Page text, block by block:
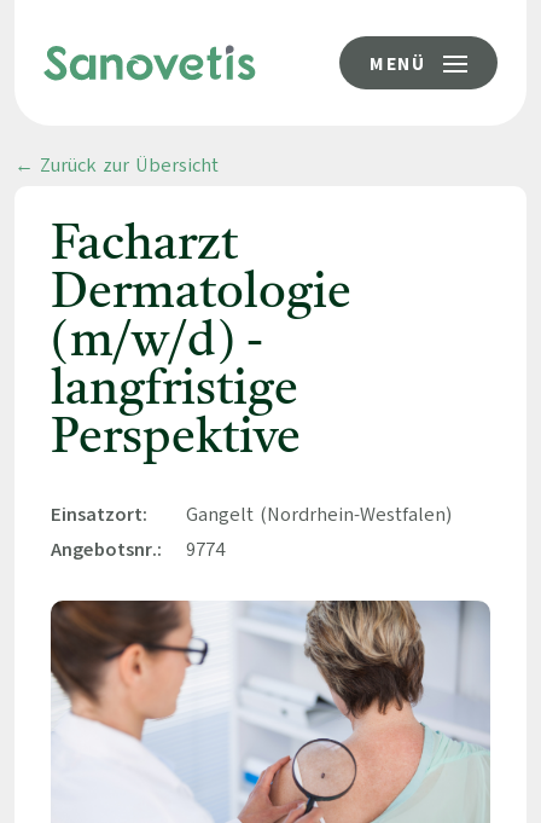
MENÜ
← Zurück zur Übersicht
Facharzt
Dermatologie
(m/w/d) -
langfristige
Perspektive
Einsatzort:
Gangelt (Nordrhein-Westfalen)
Angebotsnr.:
9774